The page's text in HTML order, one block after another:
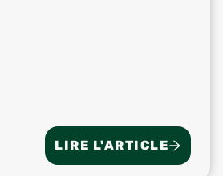
LIRE L'ARTICLE